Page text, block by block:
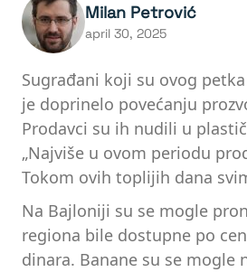
Milan Petrović
april 30, 2025
Sugrađani koji su ovog
je doprinelo povećanju
Prodavci su ih nudili u
„Najviše u ovom periodu
Tokom ovih toplijih dana
Na Bajloniji su se mogle
regiona bile dostupne po
dinara. Banane su se mogle